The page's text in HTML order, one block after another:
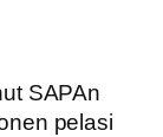
SAPAn
pelasi